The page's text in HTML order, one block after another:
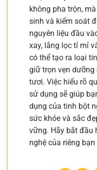
không pha trộn,
sinh và kiểm soát
nguyên liệu đầu
xay, lắng lọc tỉ mỉ
có thể tạo ra loại
giữ trọn vẹn dưỡng
tươi. Việc hiểu rõ
sử dụng sẽ giúp
dụng của tinh bột
sức khỏe và sắc
vững. Hãy bắt đầu
nghệ của riêng